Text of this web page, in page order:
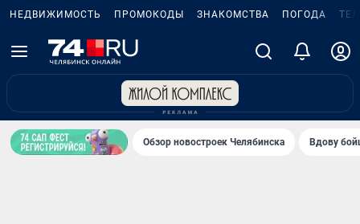
НЕДВИЖИМОСТЬ ПРОМОКОДЫ ЗНАКОМСТВА ПОГОДА
Обзор новостроек Челябинска Вдову